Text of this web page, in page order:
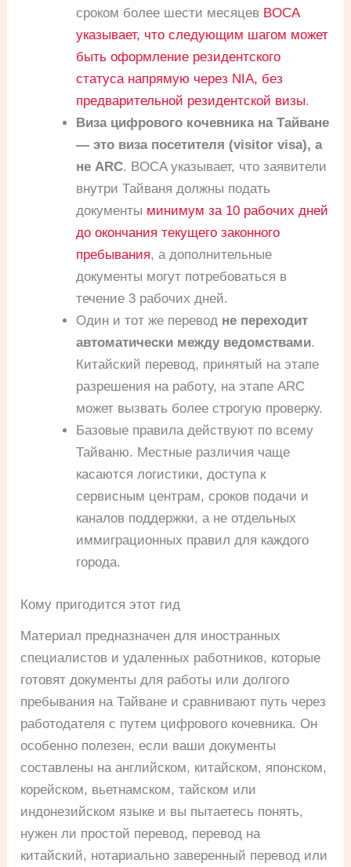
сроком более шести месяцев BOCA
указывает, что следующим шагом может
быть оформление резидентского
статуса напрямую через NIA, без
предварительной резидентской визы.
Виза цифрового кочевника на Тайване
— это виза посетителя (visitor visa), а
не ARC. BOCA указывает, что заявители
внутри Тайваня должны подать
документы минимум за 10 рабочих дней
до окончания текущего законного
пребывания, а дополнительные
документы могут потребоваться в
течение 3 рабочих дней.
Один и тот же перевод не переходит
автоматически между ведомствами.
Китайский перевод, принятый на этапе
разрешения на работу, на этапе ARC
может вызвать более строгую проверку.
Базовые правила действуют по всему
Тайваню. Местные различия чаще
касаются логистики, доступа к
сервисным центрам, сроков подачи и
каналов поддержки, а не отдельных
иммиграционных правил для каждого
города.
Кому пригодится этот гид
Материал предназначен для иностранных
специалистов и удаленных работников, которые
готовят документы для работы или долгого
пребывания на Тайване и сравнивают путь через
работодателя с путем цифрового кочевника. Он
особенно полезен, если ваши документы
составлены на английском, китайском, японском,
корейском, вьетнамском, тайском или
индонезийском языке и вы пытаетесь понять,
нужен ли простой перевод, перевод на
китайский, нотариально заверенный перевод или